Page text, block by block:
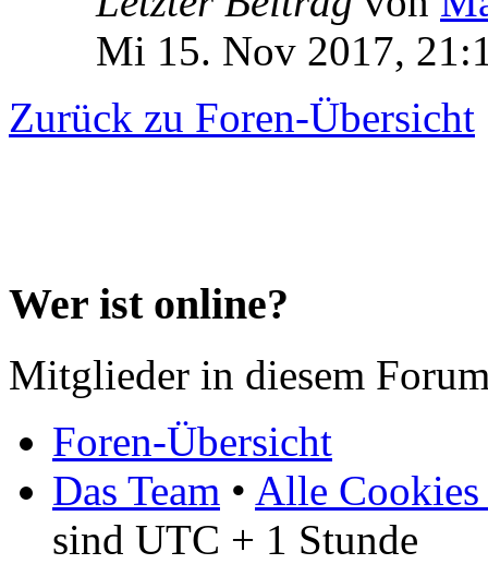
Mi 15. Nov 2017,
Zurück zu Foren-Übersicht
Wer ist online?
Mitglieder in diesem
Foren-Übersicht
Das Team • Alle Cookies
sind UTC + 1 Stunde